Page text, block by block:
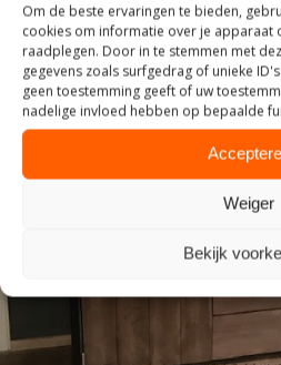
Om de beste ervaringen te bieden,
cookies om informatie over je apparaat
raadplegen. Door in te stemmen met
gegevens zoals surfgedrag of unieke
geen toestemming geeft of uw
nadelige invloed hebben op bepaalde
Weiger
Bekijk